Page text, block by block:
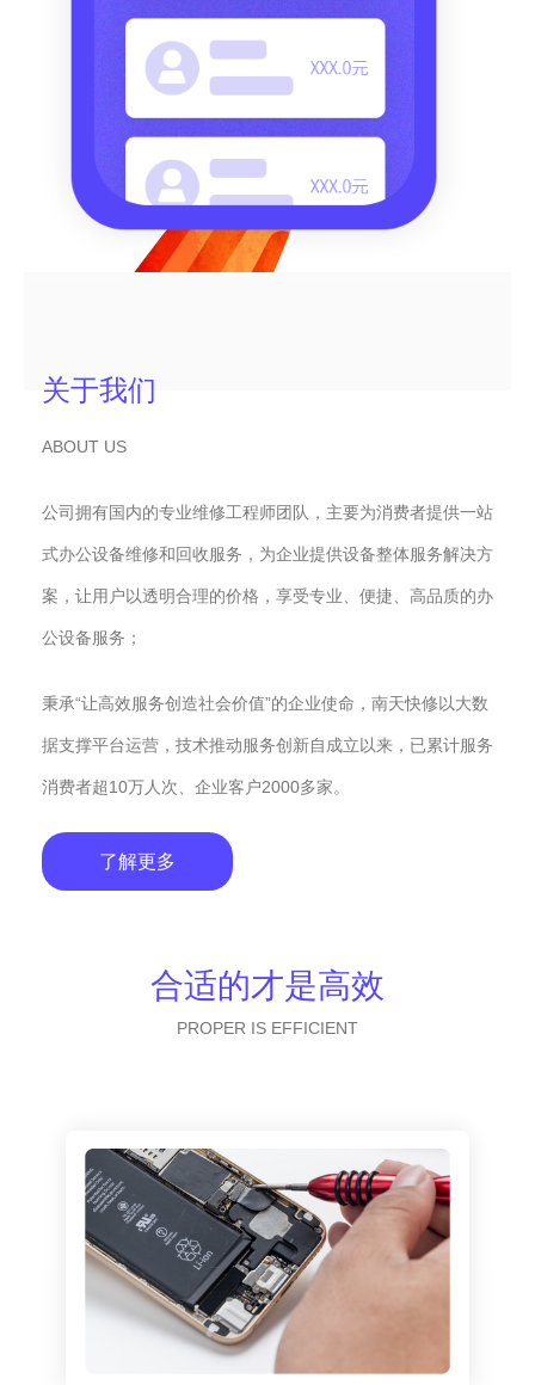
关于我们
ABOUT US
公司拥有国内的专业维修工程师团队，主要为消费者提供一站
式办公设备维修和回收服务，为企业提供设备整体服务解决方
案，让用户以透明合理的价格，享受专业、便捷、高品质的办
公设备服务；
秉承“让高效服务创造社会价值”的企业使命，南天快修以大数
据支撑平台运营，技术推动服务创新自成立以来，已累计服务
消费者超10万人次、企业客户2000多家。
了解更多
合适的才是高效
PROPER IS EFFICIENT